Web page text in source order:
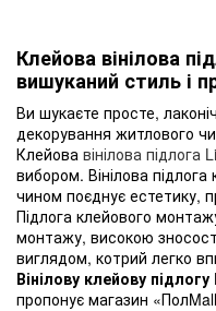
Клейова вінілова
вишуканий стиль і
Ви шукаєте просте,
декорування житлового
Клейова вінілова підлога
вибором. Вінілова
чином поєднує естетику,
Підлога клейового
монтажу, високою
виглядом, котрий легко
Вінілову клейову
пропонує магазин